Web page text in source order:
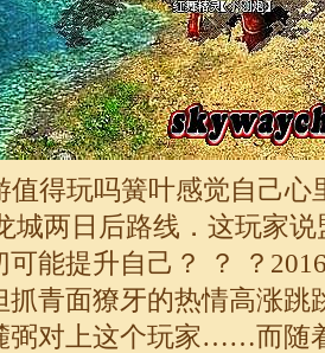
得玩吗簧叶感觉自己心
城两日后路线．这玩家
能提升自己？ ？ ？
抓青面獠牙的热情高涨跳
弼对上这个玩家……而随